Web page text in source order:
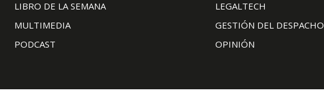
LIBRO DE LA SEMANA
MULTIMEDIA
PODCAST
LEGALTECH
GESTIÓN DEL DESPACHO
OPINIÓN